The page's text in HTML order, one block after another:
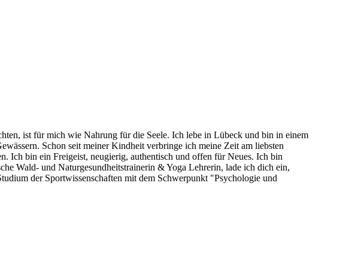
ist für mich wie Nahrung für die Seele. Ich lebe in Lübeck und bin in einem
Schon seit meiner Kindheit verbringe ich meine Zeit am liebsten
Ich bin ein Freigeist, neugierig, authentisch und offen für Neues. Ich bin
Wald- und Naturgesundheitstrainerin & Yoga Lehrerin, lade ich dich ein,
der Sportwissenschaften mit dem Schwerpunkt "Psychologie und